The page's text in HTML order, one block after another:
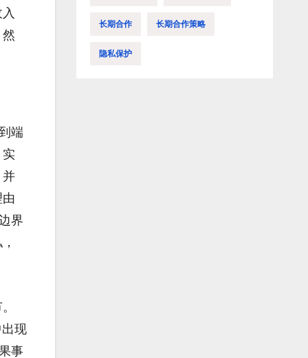
端
并
界
现
事
长期合作 长期合作策略
隐私保护